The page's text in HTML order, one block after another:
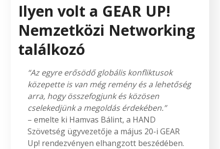
Ilyen volt a GEAR UP!
Nemzetközi Networking
találkozó
“Az egyre erősödő globális konfliktusok
közepette is van még remény és a lehetőség
arra, hogy összefogjunk és közösen
cselekedjünk a megoldás érdekében.”
– emelte ki Hamvas Bálint, a HAND
Szövetség ügyvezetője a május 20-i GEAR
Up! rendezvényen elhangzott beszédében.